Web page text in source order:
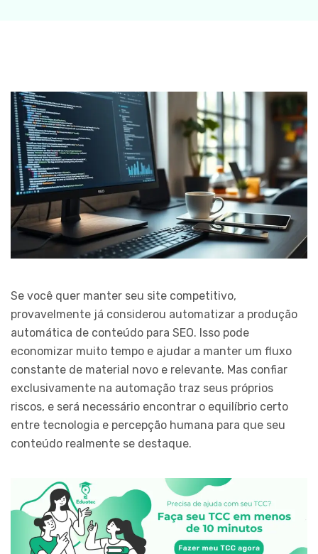
Se você quer manter seu site competitivo,
provavelmente já considerou automatizar a produção
automática de conteúdo para SEO. Isso pode
economizar muito tempo e ajudar a manter um fluxo
constante de material novo e relevante. Mas confiar
exclusivamente na automação traz seus próprios
riscos, e será necessário encontrar o equilíbrio certo
entre tecnologia e percepção humana para que seu
conteúdo realmente se destaque.